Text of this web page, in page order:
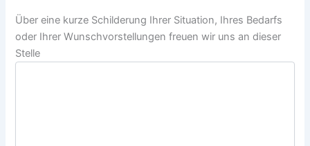
s
f
i
Über eine kurze Schilderung Ihrer Situation, Ihres Bedarfs
oder Ihrer Wunschvorstellungen freuen wir uns an dieser
Stelle